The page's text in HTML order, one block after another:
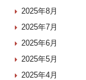
2025年8月
2025年7月
2025年6月
2025年5月
2025年4月